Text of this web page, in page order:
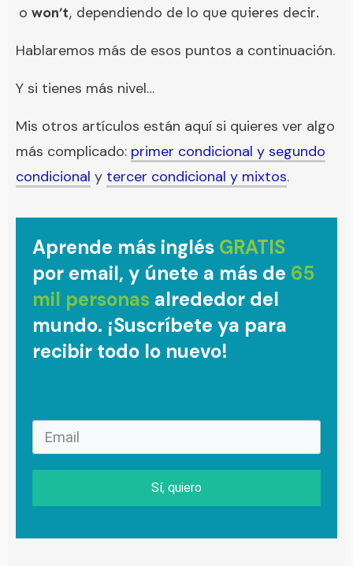
o won’t, dependiendo de lo que quieres decir.
Hablaremos más de esos puntos a continuación.
Y si tienes más nivel…
Mis otros artículos están aquí si quieres ver algo
más complicado: primer condicional y segundo
condicional y tercer condicional y mixtos.
Aprende más inglés GRATIS
por email, y únete a más de 65
mil personas alrededor del
mundo. ¡Suscríbete ya para
recibir todo lo nuevo!
Sí, quiero